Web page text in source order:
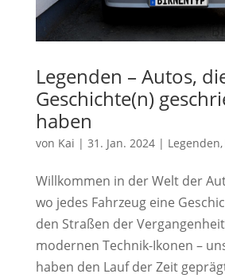
Legenden – Autos,
Geschichte(n)
haben
von Kai | 31. Jan. 2024| Legenden,
Willkommen in der Welt der
wo jedes Fahrzeug eine
den Straßen der
modernen Technik-Ikonen –
haben den Lauf der Zeit